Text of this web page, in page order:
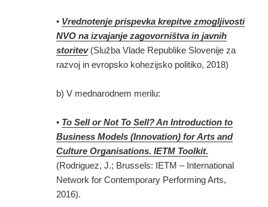
• Vrednotenje prispevka krepitve zmogljivosti
NVO na izvajanje zagovorništva in javnih
storitev (Služba Vlade Republike Slovenije za
razvoj in evropsko kohezijsko politiko, 2018)
b) V mednarodnem merilu:
• To Sell or Not To Sell? An Introduction to
Business Models (Innovation) for Arts and
Culture Organisations. IETM Toolkit.
(Rodriguez, J.; Brussels: IETM – International
Network for Contemporary Performing Arts,
2016).